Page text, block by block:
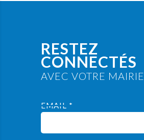
RESTEZ
CONNECTÉS
AVEC VOTRE MAIRIE
EMAIL *